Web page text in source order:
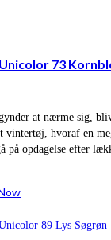
73
at nærme sig,
hvoraf en
på opdagelse efter